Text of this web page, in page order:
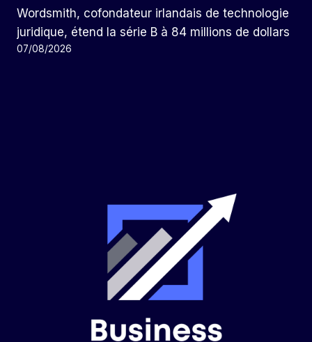
Wordsmith, cofondateur irlandais de technologie
juridique, étend la série B à 84 millions de dollars
07/08/2026